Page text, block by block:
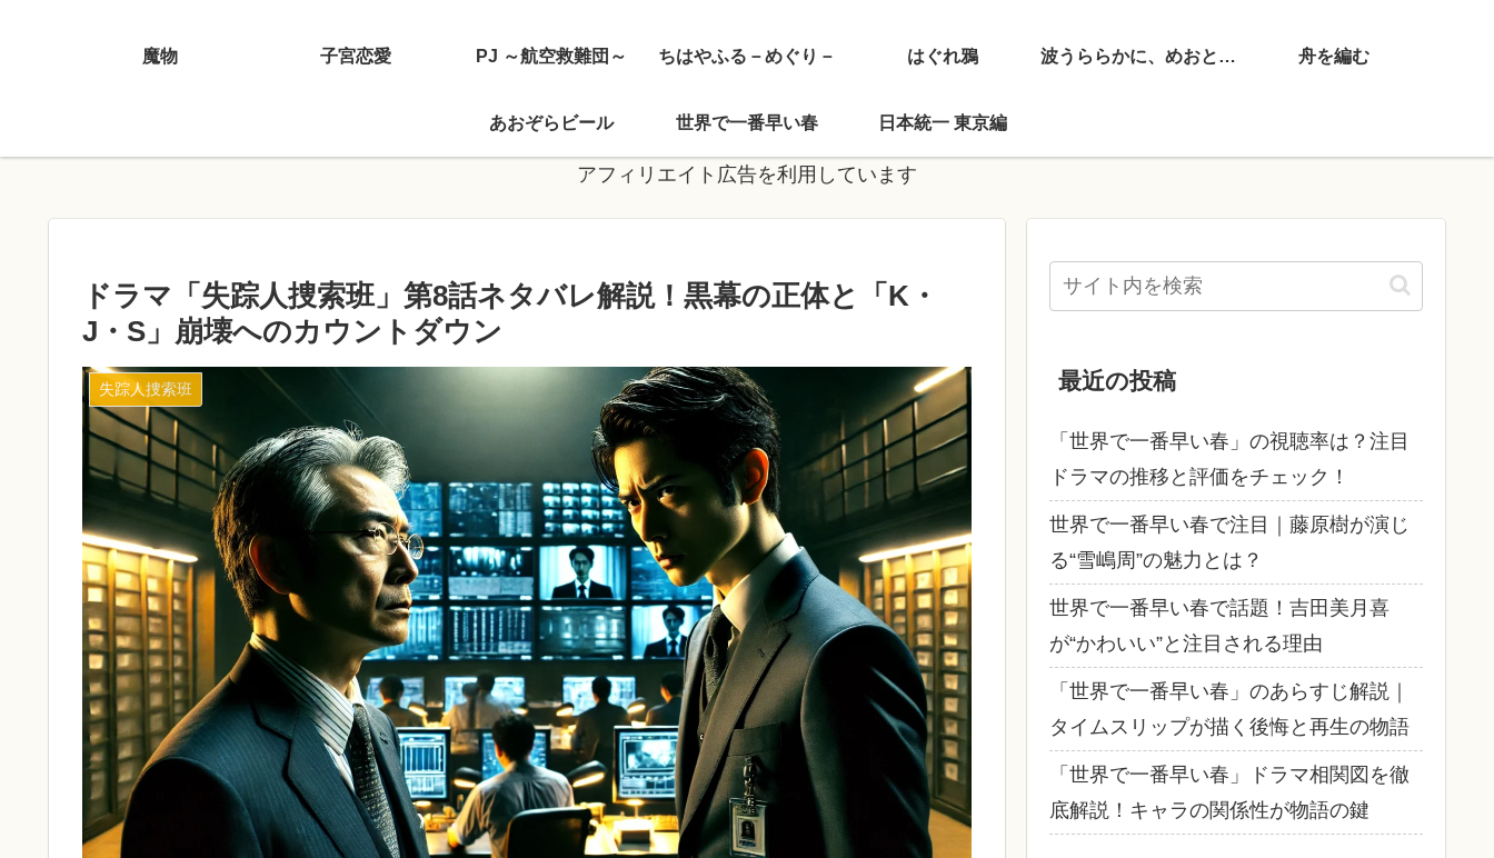
魔物 子宮恋愛 PJ ～航空救難団～ ちはやふる－めぐり－ はぐれ鴉 波うららかに、めおと日和 舟を編む
あおぞらビール 世界で一番早い春 日本統一 東京編
アフィリエイト広告を利用しています
ドラマ「失踪人捜索班」第8話ネタバレ解説！黒幕の正体と「K・
J・S」崩壊へのカウントダウン
失踪人捜索班 最近の投稿
「世界で一番早い春」の視聴率は？注目
ドラマの推移と評価をチェック！
世界で一番早い春で注目｜藤原樹が演じ
る“雪嶋周”の魅力とは？
世界で一番早い春で話題！吉田美月喜
が“かわいい”と注目される理由
「世界で一番早い春」のあらすじ解説｜
タイムスリップが描く後悔と再生の物語
「世界で一番早い春」ドラマ相関図を徹
底解説！キャラの関係性が物語の鍵